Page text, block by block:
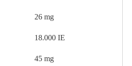
26 mg
18.000 IE
45 mg